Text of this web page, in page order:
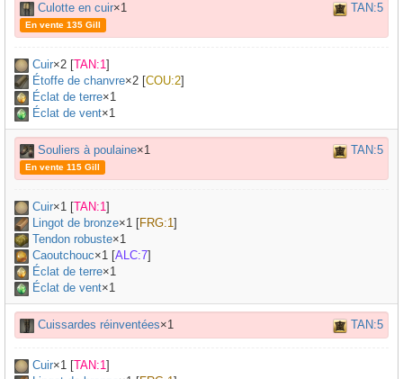
Culotte en cuir×1 TAN:5
En vente 135 Gill
Cuir×2 [TAN:1]
Étoffe de chanvre×2 [COU:2]
Éclat de terre×1
Éclat de vent×1
Souliers à poulaine×1 TAN:5
En vente 115 Gill
Cuir×1 [TAN:1]
Lingot de bronze×1 [FRG:1]
Tendon robuste×1
Caoutchouc×1 [ALC:7]
Éclat de terre×1
Éclat de vent×1
Cuissardes réinventées×1 TAN:5
Cuir×1 [TAN:1]